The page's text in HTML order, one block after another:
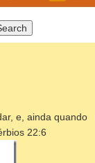
e, ainda quando
22:6